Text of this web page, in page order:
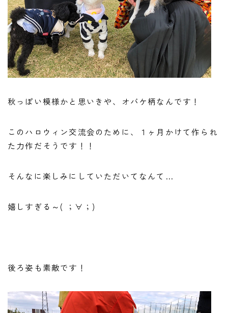
秋っぽい模様かと思いきや、オバケ柄なんです！
このハロウィン交流会のために、１ヶ月かけて作られ
た力作だそうです！！
そんなに楽しみにしていただいてなんて…
嬉しすぎる～( ；∀；)
後ろ姿も素敵です！